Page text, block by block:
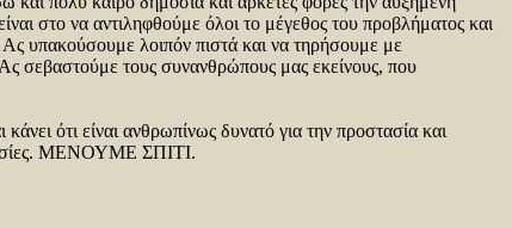
στο να αντιληφθούμε όλοι το μέγεθος του προβλήματος και
υπακούσουμε λοιπόν πιστά και να τηρήσουμε με
σεβαστούμε τους συνανθρώπους μας εκείνους, που
ότι είναι ανθρωπίνως δυνατό για την προστασία και
ΜΕΝΟΥΜΕ ΣΠΙΤΙ.